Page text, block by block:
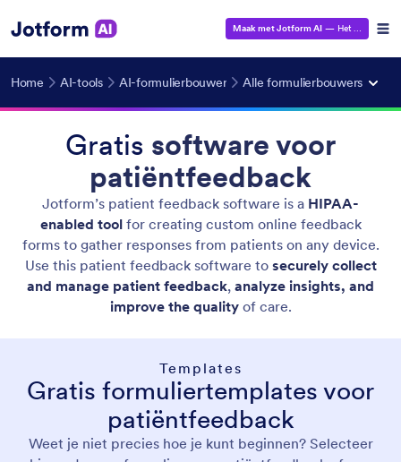
Maak met Jotform AI — Het is gratis!
Home AI-tools AI-formulierbouwer Alle formulierbouwers
Gratis software voor
patiëntfeedback
Jotform’s patient feedback software is a HIPAA-
enabled toolfor creating custom online feedback
forms to gather responses from patients on any device.
Use this patient feedback software to securely collect
and manage patient feedback, analyze insights, and
improve the qualityof care.
Templates
Gratis formuliertemplates voor
patiëntfeedback
Weet je niet precies hoe je kunt beginnen? Selecteer